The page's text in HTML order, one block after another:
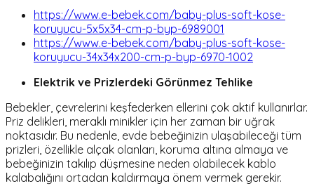
https://www.e-bebek.com/baby-plus-soft-kose-
koruyucu-5x5x34-cm-p-byp-6989001
https://www.e-bebek.com/baby-plus-soft-kose-
koruyucu-34x34x200-cm-p-byp-6970-1002
Elektrik ve Prizlerdeki Görünmez Tehlike
Bebekler, çevrelerini keşfederken ellerini çok aktif kullanırlar.
Priz delikleri, meraklı minikler için her zaman bir uğrak
noktasıdır. Bu nedenle, evde bebeğinizin ulaşabileceği tüm
prizleri, özellikle alçak olanları, koruma altına almaya ve
bebeğinizin takılıp düşmesine neden olabilecek kablo
kalabalığını ortadan kaldırmaya önem vermek gerekir.